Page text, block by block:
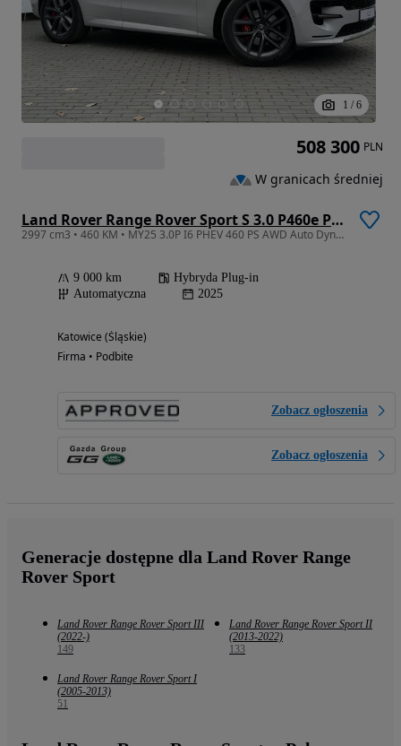
1 / 6
Land Rover Range Rover Sport S 3.0 P460e PHEV Dynamic SE
2997 cm3 • 460 KM • MY25 3.0P I6 PHEV 460 PS AWD Auto Dynamic SE
9 000 km
Hybryda Plug-in
Automatyczna
2025
Katowice (Śląskie)
Firma • Podbite
Zobacz ogłoszenia
Zobacz ogłoszenia
508 300 PLN
W granicach średniej
Generacje dostępne dla Land Rover Range
Rover Sport
Land Rover Range Rover Sport III
(2022-)
149
Land Rover Range Rover Sport II
(2013-2022)
133
Land Rover Range Rover Sport I
(2005-2013)
51